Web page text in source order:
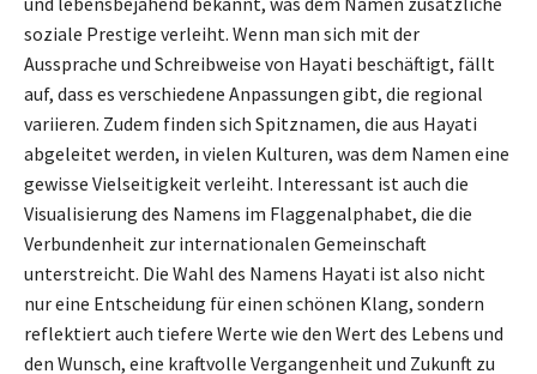
soziale Prestige verleiht. Wenn man sich mit der
Aussprache und Schreibweise von Hayati beschäftigt, fällt
auf, dass es verschiedene Anpassungen gibt, die regional
variieren. Zudem finden sich Spitznamen, die aus Hayati
abgeleitet werden, in vielen Kulturen, was dem Namen eine
gewisse Vielseitigkeit verleiht. Interessant ist auch die
Visualisierung des Namens im Flaggenalphabet, die die
Verbundenheit zur internationalen Gemeinschaft
unterstreicht. Die Wahl des Namens Hayati ist also nicht
nur eine Entscheidung für einen schönen Klang, sondern
reflektiert auch tiefere Werte wie den Wert des Lebens und
den Wunsch, eine kraftvolle Vergangenheit und Zukunft zu